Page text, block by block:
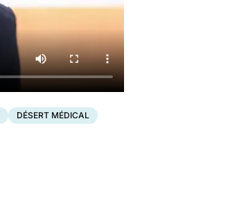
DÉSERT MÉDICAL